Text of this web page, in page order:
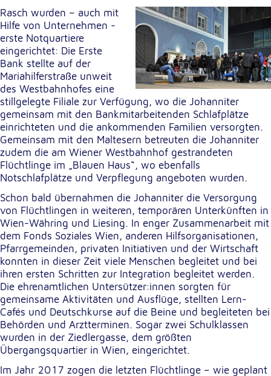
Rasch wurden – auch mit
Hilfe von Unternehmen -
erste Notquartiere
eingerichtet: Die Erste
Bank stellte auf der
Mariahilferstraße unweit
des Westbahnhofes eine
stillgelegte Filiale zur Verfügung, wo die Johanniter
gemeinsam mit den Bankmitarbeitenden Schlafplätze
einrichteten und die ankommenden Familien versorgten.
Gemeinsam mit den Maltesern betreuten die Johanniter
zudem die am Wiener Westbahnhof gestrandeten
Flüchtlinge im „Blauen Haus“, wo ebenfalls
Notschlafplätze und Verpflegung angeboten wurden.
Schon bald übernahmen die Johanniter die Versorgung
von Flüchtlingen in weiteren, temporären Unterkünften in
Wien-Währing und Liesing. In enger Zusammenarbeit mit
dem Fonds Soziales Wien, anderen Hilfsorganisationen,
Pfarrgemeinden, privaten Initiativen und der Wirtschaft
konnten in dieser Zeit viele Menschen begleitet und bei
ihren ersten Schritten zur Integration begleitet werden.
Die ehrenamtlichen Untersützer:innen sorgten für
gemeinsame Aktivitäten und Ausflüge, stellten Lern-
Cafés und Deutschkurse auf die Beine und begleiteten bei
Behörden und Arztterminen. Sogar zwei Schulklassen
wurden in der Ziedlergasse, dem größten
Übergangsquartier in Wien, eingerichtet.
Im Jahr 2017 zogen die letzten Flüchtlinge – wie geplant
Google Analytics
Name:
_ga, _gid, _gac_gb_
Anbieter:
Google LLC
Zweck:
Erhebung von Statistiken zur Website-Nutzung
Cookie Laufzeit:
24 Stunden - 2 Jahre
Google Tag Manager
Anbieter:
Google LLC
Externe Dienste
Um Inhalte von Videoplattformen und
Kartendiensten anzeigen zu können, werden von
diesen externen Diensten Cookies gesetzt.
YouTube